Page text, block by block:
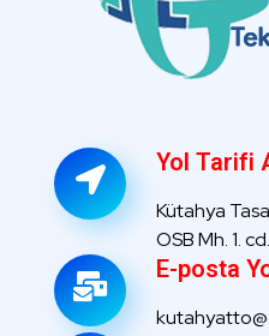
Yol Tarifi
Kütahya
OSB Mh. 1.
E-posta